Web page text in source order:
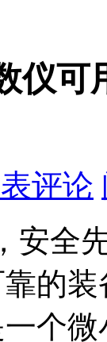
仪可
评论
安全
的
个